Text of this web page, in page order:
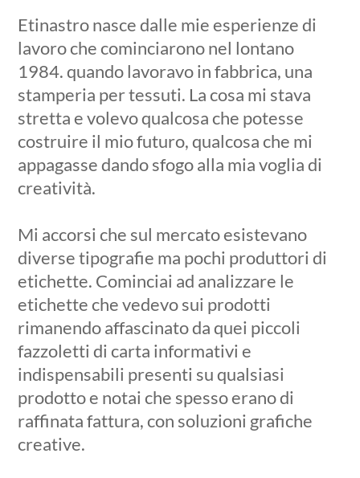
Etinastro nasce dalle mie esperienze di
lavoro che cominciarono nel lontano
1984. quando lavoravo in fabbrica, una
stamperia per tessuti. La cosa mi stava
stretta e volevo qualcosa che potesse
costruire il mio futuro, qualcosa che mi
appagasse dando sfogo alla mia voglia di
creatività.
Mi accorsi che sul mercato esistevano
diverse tipografie ma pochi produttori di
etichette. Cominciai ad analizzare le
etichette che vedevo sui prodotti
rimanendo affascinato da quei piccoli
fazzoletti di carta informativi e
indispensabili presenti su qualsiasi
prodotto e notai che spesso erano di
raffinata fattura, con soluzioni grafiche
creative.